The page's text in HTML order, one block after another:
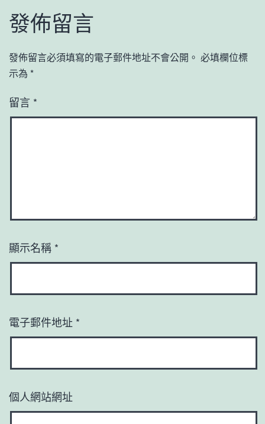
發佈留言
發佈留言必須填寫的電子郵件地址不會公開。 必填欄位標
示為 *
留言 *
顯示名稱 *
電子郵件地址 *
個人網站網址